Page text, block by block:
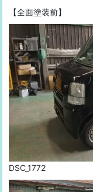
【全面塗装前】
DSC_1772